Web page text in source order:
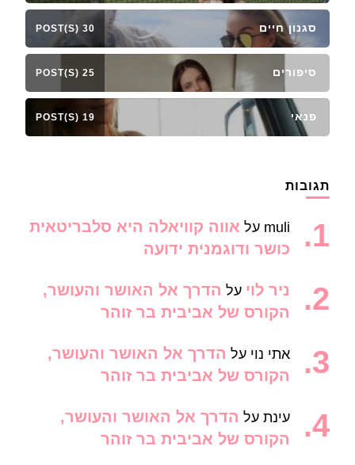
סגנון חיים 30 POST(S)
סיפורים 25 POST(S)
פנאי 19 POST(S)
תגובות
muli על אווה קוויאלה היא סלבריטאית
כושר ודוגמנית ידועה
ניר לוי על הדרך אל האושר והעושר,
הקורס של אביבית בר זוהר
אתי נוי על הדרך אל האושר והעושר,
הקורס של אביבית בר זוהר
עינת על הדרך אל האושר והעושר,
הקורס של אביבית בר זוהר